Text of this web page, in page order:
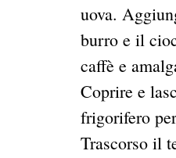
uova.
burro e il
caffè e
Coprire e
frigorifero
Trascorso il